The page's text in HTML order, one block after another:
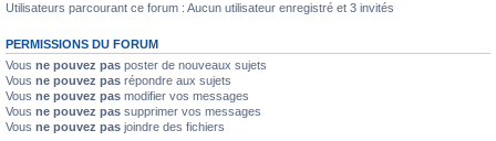
Utilisateurs parcourant ce forum : Aucun utilisateur enregistré et 3 invités
PERMISSIONS DU FORUM
Vous ne pouvez pas poster de nouveaux sujets
Vous ne pouvez pas répondre aux sujets
Vous ne pouvez pas modifier vos messages
Vous ne pouvez pas supprimer vos messages
Vous ne pouvez pas joindre des fichiers